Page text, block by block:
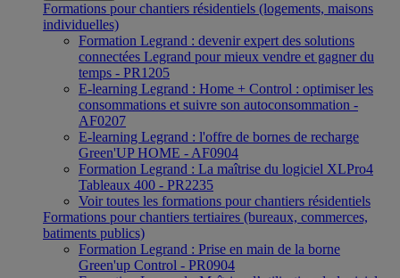
Formations pour chantiers résidentiels (logements, maisons
individuelles)
Formation Legrand : devenir expert des solutions
connectées Legrand pour mieux vendre et gagner du
temps - PR1205
E-learning Legrand : Home + Control : optimiser les
consommations et suivre son autoconsommation -
AF0207
E-learning Legrand : l'offre de bornes de recharge
Green'UP HOME - AF0904
Formation Legrand : La maîtrise du logiciel XLPro4
Tableaux 400 - PR2235
Voir toutes les formations pour chantiers résidentiels
Formations pour chantiers tertiaires (bureaux, commerces,
batiments publics)
Formation Legrand : Prise en main de la borne
Green'up Control - PR0904